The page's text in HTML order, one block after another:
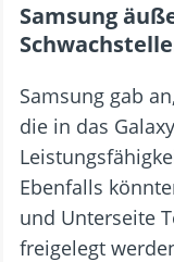
Samsung
Samsung gab
die in das
Ebenfalls
und Unterseite
freigelegt